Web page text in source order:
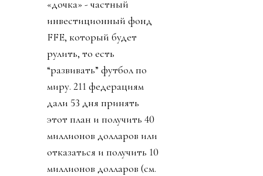
«дочка» - частный
инвестиционный фонд
FFE, который будет
рулить, то есть
“развивать” футбол по
миру. 211 федерациям
дали 53 дня принять
этот план и получить 40
миллионов долларов или
отказаться и получить 10
миллионов долларов (см.